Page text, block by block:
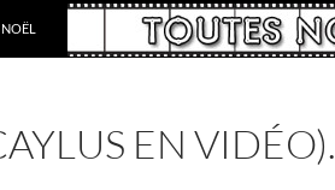
EN VIDÉO).